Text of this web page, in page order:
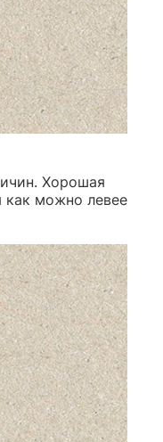
Хорошая
как можно левее